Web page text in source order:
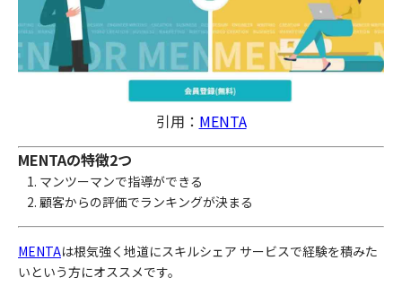
引用： MENTA
MENTAの特徴2つ
マンツーマンで指導ができる
顧客からの評価でランキングが決まる
MENTAは根気強く地道にスキルシェア サービスで経験を積みた
いという方にオススメです。